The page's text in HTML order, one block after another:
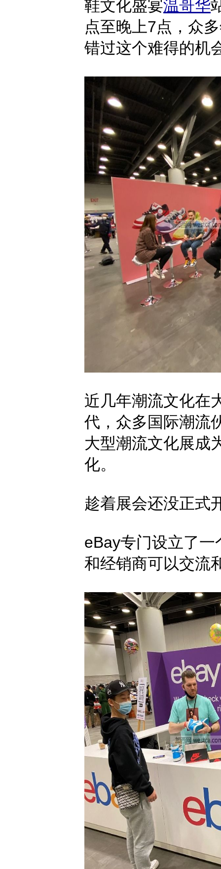
鞋文化盛宴温哥华
点至晚上7点，众
错过这个难得的机
近几年潮流文化在
代，众多国际潮流
大型潮流文化展成
化。
趁着展会还没正式
eBay专门设立了
和经销商可以交流